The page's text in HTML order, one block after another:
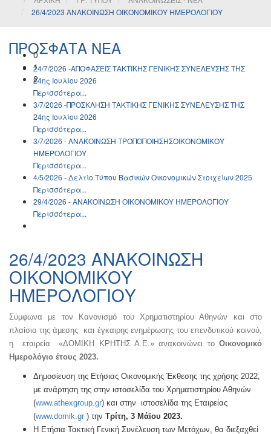
0
1
2
26/4/2023 ΑΝΑΚΟΙΝΩΣΗ ΟΙΚΟΝΟΜΙΚΟΥ ΗΜΕΡΟΛΟΓΙΟΥ
ΠΡΟΣΦΑΤΑ ΝΕΑ
24/7/2026 -ΑΠΟΦΑΣΕΙΣ ΤΑΚΤΙΚΗΣ ΓΕΝΙΚΗΣ ΣΥΝΕΛΕΥΣΗΣ ΤΗΣ
24ης Ιουλίου 2026
Περισσότερα...
3/7/2026 -ΠΡΟΣΚΛΗΣΗ ΤΑΚΤΙΚΗΣ ΓΕΝΙΚΗΣ ΣΥΝΕΛΕΥΣΗΣ ΤΗΣ
24ης Ιουλίου 2026
Περισσότερα...
3/7/2026 - ΑΝΑΚΟΙΝΩΣH ΤΡΟΠΟΠΟΙΗΣΗΣΟΙΚΟΝΟΜΙΚΟΥ
ΗΜΕΡΟΛΟΓΙΟΥ
Περισσότερα...
4/5/2026 - Δελτίο Τύπου Βασικών Οικονομικών Στοιχείων 2025
Περισσότερα...
29/4/2026 - ΑΝΑΚΟΙΝΩΣH ΟΙΚΟΝΟΜΙΚΟΥ ΗΜΕΡΟΛΟΓΙΟΥ
Περισσότερα...
26/4/2023 ΑΝΑΚΟΙΝΩΣΗ
ΟΙΚΟΝΟΜΙΚΟΥ
ΗΜΕΡΟΛΟΓΙΟΥ
Σύμφωνα με τον Κανονισμό του Χρηματιστηρίου Αθηνών και στο
πλαίσιο της άμεσης και έγκαιρης ενημέρωσης του επενδυτικού κοινού,
η εταιρεία «ΔΟΜΙΚΗ ΚΡΗΤΗΣ Α.Ε.» ανακοινώνει το Οικονομικό
Ημερολόγιο έτους 2023.
Δημοσίευση της Ετήσιας Οικονομικής Έκθεσης της χρήσης 2022,
με ανάρτηση της στην ιστοσελίδα του Χρηματιστηρίου Αθηνών
(www.athexgroup.gr) και στην ιστοσελίδα της Εταιρείας
(www.domik.gr ) την Τρίτη, 3 Μάϊου 2023.
Η Ετήσια Τακτική Γενική Συνέλευση των Μετόχων, θα διεξαχθεί